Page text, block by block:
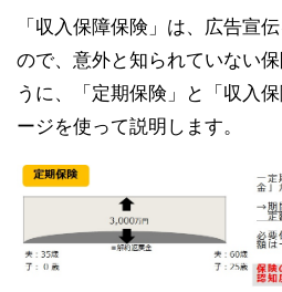
「収入保障保険」は、広告宣
ので、意外と知られていない
うに、「定期保険」と「収入
ージを使って説明します。